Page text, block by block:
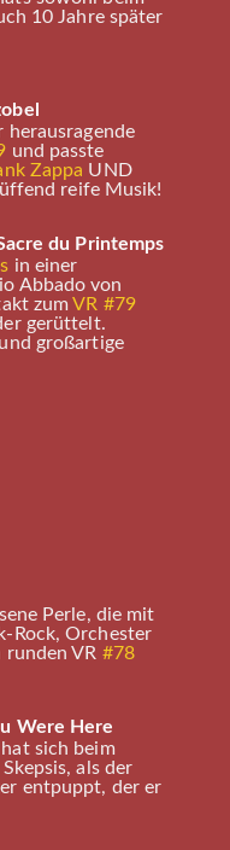
Perle, die mit
Rock, Orchester
runden VR #78
Were Here
hat sich beim
als der
entpuppt, der er
10 Jahre später
herausragende
und passte
Zappa UND
reife Musik!
du Printemps
in einer
Abbado von
zumVR #79
gerüttelt.
großartige